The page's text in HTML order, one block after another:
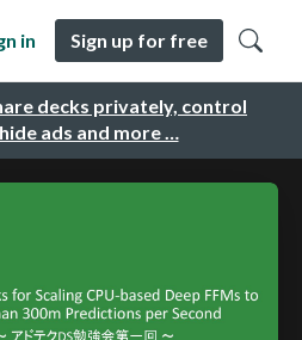
decks privately, control
ads and more …
in Sign up for free